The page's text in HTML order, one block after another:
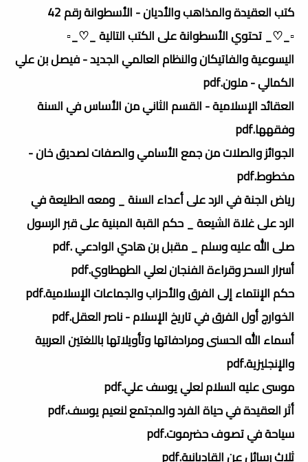
كتب العقيدة والمذاهب والأديان - الأسطوانة رقم 42
▫️_♡_ تحتوي الأسطوانة على الكتب التالية _♡_▫️
اليسوعية والفاتيكان والنظام العالمي الجديد - فيصل بن علي
الكمالي - ملون.pdf
العقائد الإسلامية - القسم الثاني من الأساس في السنة
وفقهها.pdf
الجوائز والصلات من جمع الأسامي والصفات لصديق خان -
مخطوط.pdf
رياض الجنة في الرد على أعداء السنة _ ومعه الطليعة في
الرد على غلاة الشيعة _ حكم القبة المبنية على قبر الرسول
صلى الله عليه وسلم _ مقبل بن هادي الوادعي .pdf
أسرار السحر وقراءة الفنجان لعلي الطهطاوي.pdf
حكم الإنتماء إلى الفرق والأحزاب والجماعات الإسلامية.pdf
الخوارج أول الفرق في تاريخ الإسلام - ناصر العقل.pdf
أسماء الله الحسنى ومرادفاتها وتأويلاتها باللغتين العربية
والإنجليزية.pdf
موسى عليه السلام لعلي يوسف علي.pdf
أثر العقيدة في حياة الفرد والمجتمع لنعيم يوسف.pdf
سياحة في تصوف حضرموت.pdf
ثلاث رسائل عن القاديانية.pdf